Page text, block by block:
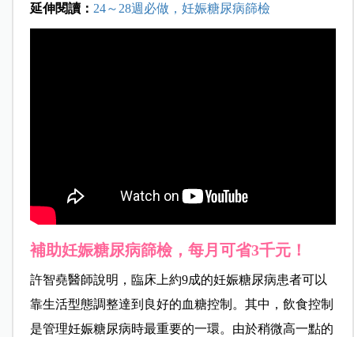
延伸閱讀： 24～28週必做，妊娠糖尿病篩檢
補助妊娠糖尿病篩檢，每月可省3千元！
許智堯醫師說明，臨床上約9成的妊娠糖尿病患者可以
靠生活型態調整達到良好的血糖控制。其中，飲食控制
是管理妊娠糖尿病時最重要的一環。由於稍微高一點的